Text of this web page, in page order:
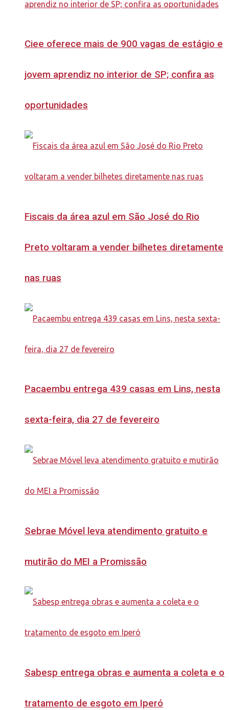
Ciee oferece mais de 900 vagas de estágio e
jovem aprendiz no interior de SP; confira as
oportunidades
Fiscais da área azul em São José do Rio
Preto voltaram a vender bilhetes diretamente
nas ruas
Pacaembu entrega 439 casas em Lins, nesta
sexta-feira, dia 27 de fevereiro
Sebrae Móvel leva atendimento gratuito e
mutirão do MEI a Promissão
Sabesp entrega obras e aumenta a coleta e o
tratamento de esgoto em Iperó